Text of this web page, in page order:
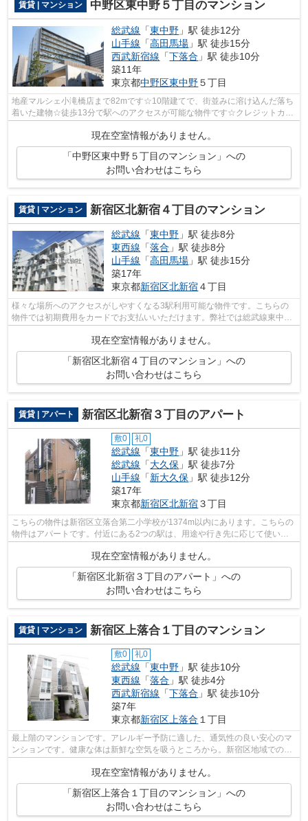
賃貸 | マンション 中野区東中野５丁目のマンション
総武線 「東中野 」駅 徒歩12分
山手線 「高田馬場 」駅 徒歩15分
西武新宿線 「下落合 」駅 徒歩10分
築11年
東京都中野区東中野５丁目
地産マルシェ小滝橋店まで82mです☆10階建てで、街並みに溶け込んだ落ち
着いた建物☆徒歩13分で駅へのアクセスが可能な物件です☆クレジットカー
現在空室情報がありません。
「中野区東中野５丁目のマンション」への
お問い合わせはこちら
賃貸 | マンション 新宿区北新宿４丁目のマンション
総武線 「東中野 」駅 徒歩8分
東西線 「落合 」駅 徒歩8分
山手線 「高田馬場 」駅 徒歩15分
築17年
東京都新宿区北新宿４丁目
様々な場所へのアクセスがしやすくなる3駅利用可能な物件です。こちらの
物件では初期費用をカードでお支払いいただけます。弊社では総武線東中野
現在空室情報がありません。
「新宿区北新宿４丁目のマンション」への
お問い合わせはこちら
賃貸 | アパート 新宿区北新宿３丁目のアパート
敷0 礼0
総武線 「東中野 」駅 徒歩11分
総武線 「大久保 」駅 徒歩7分
山手線 「新大久保 」駅 徒歩12分
築17年
東京都新宿区北新宿３丁目
こちらの物件は新宿区立落合第二小学校が1374m以内にあります。こちらの
物件はアパートです。付近にある2つの駅は、用途や行き先に応じて使い分
けることができます。あなたにとって快...
現在空室情報がありません。
「新宿区北新宿３丁目のアパート」への
お問い合わせはこちら
賃貸 | マンション 新宿区上落合１丁目のマンション
敷0 礼0
総武線 「東中野 」駅 徒歩10分
東西線 「落合 」駅 徒歩4分
西武新宿線 「下落合 」駅 徒歩10分
築7年
東京都新宿区 上落合 １丁目
最上階のマンションです。アレルギー予防に適した、通気性の良い安心のマ
ンションです。健康な体は新鮮な空気を吸うところから。新宿区地域での不
現在空室情報がありません。
「新宿区上落合１丁目のマンション」への
お問い合わせはこちら